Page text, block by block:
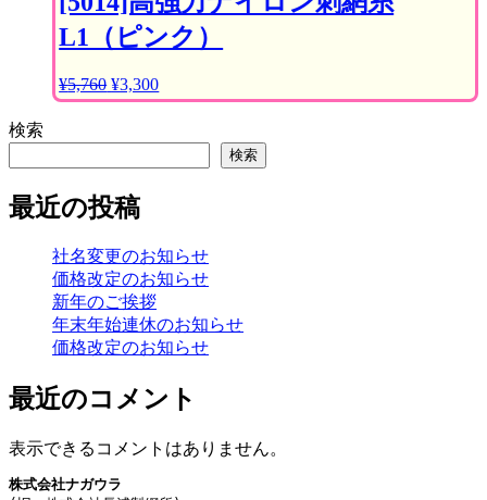
L1（ピンク）
¥5,760 元
の
¥5,760
で
た。
¥3,300現
在
す。
検索
検索
最近の投稿
社名変更のお知らせ
価格改定のお知らせ
新年のご挨拶
年末年始連休のお知らせ
価格改定のお知らせ
最近のコメント
表示できるコメントはありません。
株式会社ナガウラ